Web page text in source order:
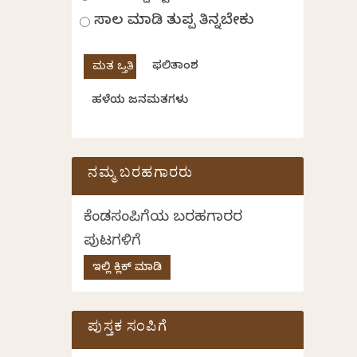
ಸಾಲ ಮಾಡಿ ತುಪ್ಪ ತಿನ್ನಬೇಕು
ಫಲಿತಾಂಶ
ಹಳೆಯ ಜನಮತಗಳು
ನಮ್ಮ ಬರಹಗಾರರು
ಕೆಂಡಸಂಪಿಗೆಯ ಬರಹಗಾರರ
ಪುಟಗಳಿಗೆ
ಇಲ್ಲಿ ಕ್ಲಿಕ್ ಮಾಡಿ
ಪುಸ್ತಕ ಸಂಪಿಗೆ